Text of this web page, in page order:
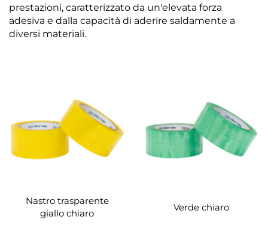
prestazioni, caratterizzato da un'elevata forza
adesiva e dalla capacità di aderire saldamente a
diversi materiali.
Nastro trasparente
giallo chiaro
Verde chiaro